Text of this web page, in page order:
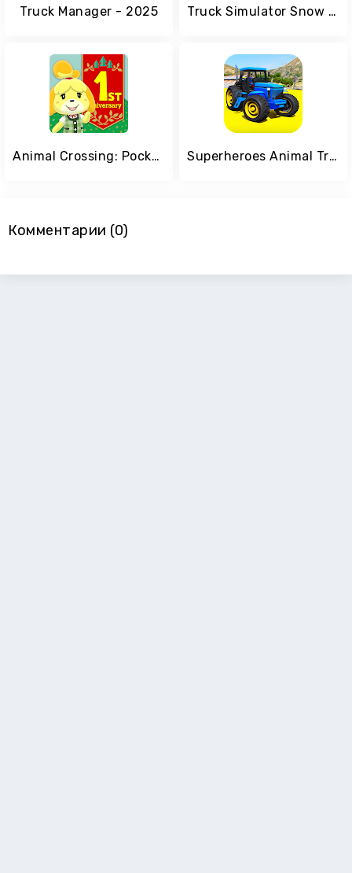
Truck Manager - 2025 Truck Simulator Snow Transport
Animal Crossing: Pocket Camp Superheroes Animal Transport (Farm Tractor)
Комментарии (0)